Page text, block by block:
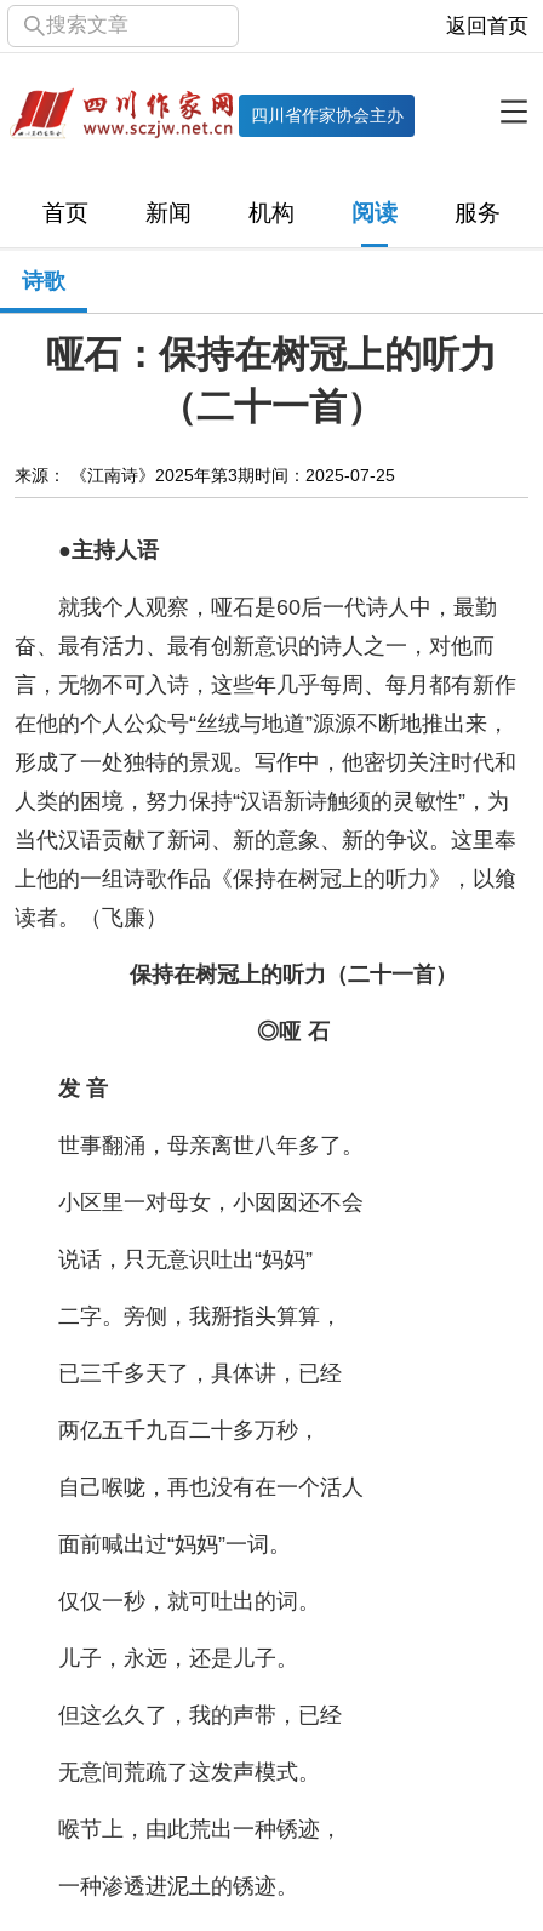
搜索文章 返回首页
四川省作家协会主办
首页 新闻 机构 阅读 服务
机构
直属单位 团体会员 主管社团 专门委员会
历届主席团
新闻
文学动态 作协工作
十百千 网络文学 万千百十
小说 散文 诗歌 文学评论
校园文学 其他阅读 文学访谈 作家新作
新书快讯
服务
入会须知 会员管理 文学奖项 报刊联盟
四川文学
专题专栏
诗歌
哑石：保持在树冠上的听力
（二十一首）
来源： 《江南诗》2025年第3期时间：2025-07-25
●主持人语
就我个人观察，哑石是60后一代诗人中，最勤
奋、最有活力、最有创新意识的诗人之一，对他而
言，无物不可入诗，这些年几乎每周、每月都有新作
在他的个人公众号“丝绒与地道”源源不断地推出来，
形成了一处独特的景观。写作中，他密切关注时代和
人类的困境，努力保持“汉语新诗触须的灵敏性”，为
当代汉语贡献了新词、新的意象、新的争议。这里奉
上他的一组诗歌作品《保持在树冠上的听力》，以飨
读者。（飞廉）
保持在树冠上的听力（二十一首）
◎哑 石
发 音
世事翻涌，母亲离世八年多了。
小区里一对母女，小囡囡还不会
说话，只无意识吐出“妈妈”
二字。旁侧，我掰指头算算，
已三千多天了，具体讲，已经
两亿五千九百二十多万秒，
自己喉咙，再也没有在一个活人
面前喊出过“妈妈”一词。
仅仅一秒，就可吐出的词。
儿子，永远，还是儿子。
但这么久了，我的声带，已经
无意间荒疏了这发声模式。
喉节上，由此荒出一种锈迹，
一种渗透进泥土的锈迹。